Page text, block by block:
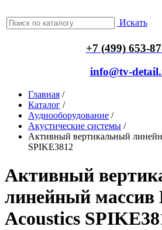
Искать
+7 (499) 653-
info@tv-
Главная /
Каталог /
Аудиооборудование /
Акустические системы /
Активный вертикальный
SPIKE3812
Активный
линейный массив
Acoustics